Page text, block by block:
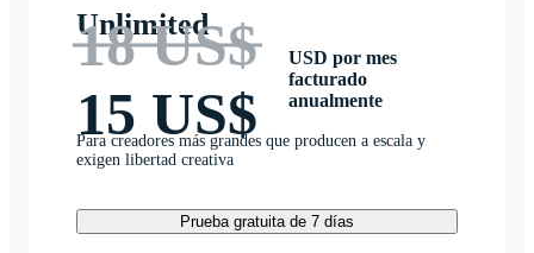
Unlimited
18 US$
15 US$
USD por mes
facturado
anualmente
Para creadores más grandes que producen a escala y
exigen libertad creativa
Prueba gratuita de 7 días